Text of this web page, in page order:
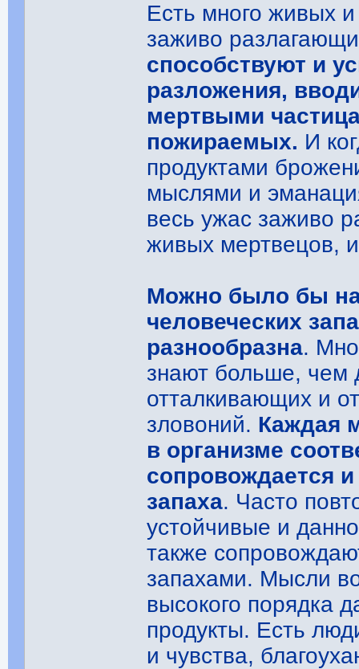
Есть много живых
заживо
способствуют и
разложения,
мертвыми
пожираемых. И
продуктами
мыслями и
весь ужас заживо
живых мертвецов,
Можно было бы
человеческих
разнообразна.
знают больше, чем
отталкивающих и
зловоний. Каждая
в организме
сопровождается
запаха. Часто
устойчивые и
также
запахами. Мысли
высокого порядка
продукты. Есть
и чувства,